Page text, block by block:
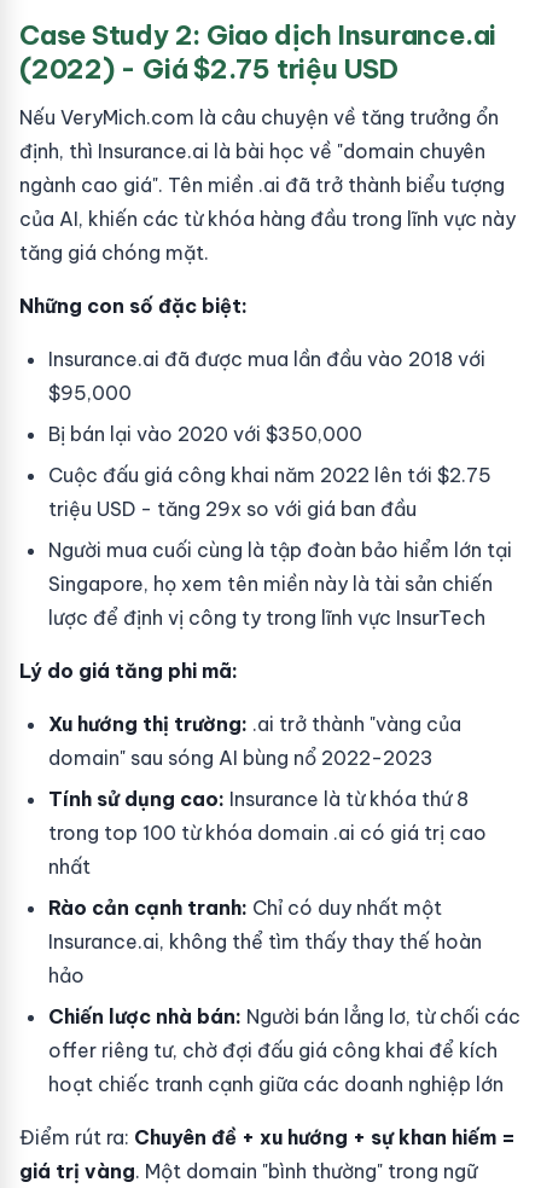
Case Study 2: Giao dịch Insurance.ai
(2022) - Giá $2.75 triệu USD
Nếu VeryMich.com là câu chuyện về tăng trưởng ổn
định, thì Insurance.ai là bài học về "domain chuyên
ngành cao giá". Tên miền .ai đã trở thành biểu tượng
của AI, khiến các từ khóa hàng đầu trong lĩnh vực này
tăng giá chóng mặt.
Những con số đặc biệt:
Insurance.ai đã được mua lần đầu vào 2018 với
$95,000
Bị bán lại vào 2020 với $350,000
Cuộc đấu giá công khai năm 2022 lên tới $2.75
triệu USD - tăng 29x so với giá ban đầu
Người mua cuối cùng là tập đoàn bảo hiểm lớn tại
Singapore, họ xem tên miền này là tài sản chiến
lược để định vị công ty trong lĩnh vực InsurTech
Lý do giá tăng phi mã:
Xu hướng thị trường: .ai trở thành "vàng của
domain" sau sóng AI bùng nổ 2022-2023
Tính sử dụng cao: Insurance là từ khóa thứ 8
trong top 100 từ khóa domain .ai có giá trị cao
nhất
Rào cản cạnh tranh: Chỉ có duy nhất một
Insurance.ai, không thể tìm thấy thay thế hoàn
hảo
Chiến lược nhà bán: Người bán lẳng lơ, từ chối các
offer riêng tư, chờ đợi đấu giá công khai để kích
hoạt chiếc tranh cạnh giữa các doanh nghiệp lớn
Điểm rút ra: Chuyên đề + xu hướng + sự khan hiếm =
giá trị vàng. Một domain "bình thường" trong ngữ